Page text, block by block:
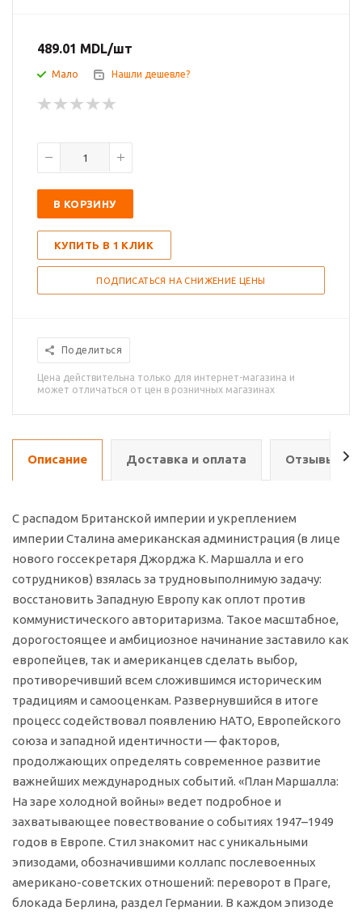
489.01 MDL/шт
Мало Нашли дешевле?
В КОРЗИНУ
КУПИТЬ В 1 КЛИК
ПОДПИСАТЬСЯ НА СНИЖЕНИЕ ЦЕНЫ
Поделиться
Цена действительна только для интернет-магазина и
может отличаться от цен в розничных магазинах
Описание Доставка и оплата Отзывы о
С распадом Британской империи и укреплением
империи Сталина американская администрация (в лице
нового госсекретаря Джорджа К. Маршалла и его
сотрудников) взялась за трудновыполнимую задачу:
восстановить Западную Европу как оплот против
коммунистического авторитаризма. Такое масштабное,
дорогостоящее и амбициозное начинание заставило как
европейцев, так и американцев сделать выбор,
противоречивший всем сложившимся историческим
традициям и самооценкам. Развернувшийся в итоге
процесс содействовал появлению НАТО, Европейского
союза и западной идентичности — факторов,
продолжающих определять современное развитие
важнейших международных событий. «План Маршалла:
На заре холодной войны» ведет подробное и
захватывающее повествование о событиях 1947–1949
годов в Европе. Стил знакомит нас с уникальными
эпизодами, обозначившими коллапс послевоенных
американо-советских отношений: переворот в Праге,
блокада Берлина, раздел Германии. В каждом эпизоде